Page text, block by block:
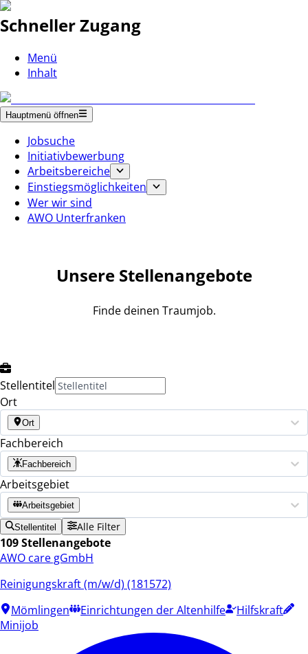
Schneller Zugang
Menü
Inhalt
Hauptmenü öffnen
Jobsuche
Initiativbewerbung
Arbeitsbereiche
Einstiegsmöglichkeiten
Wer wir sind
AWO Unterfranken
Unsere Stellenangebote
Finde deinen Traumjob.
Stellentitel
Ort
Ort
Fachbereich
Fachbereich
Arbeitsgebiet
Arbeitsgebiet
Stellentitel Alle Filter
109 Stellenangebote
AWO care gGmbH
Reinigungskraft (m/w/d) (181572)
Mömlingen
Einrichtungen der Altenhilfe
Hilfskraft
Minijob